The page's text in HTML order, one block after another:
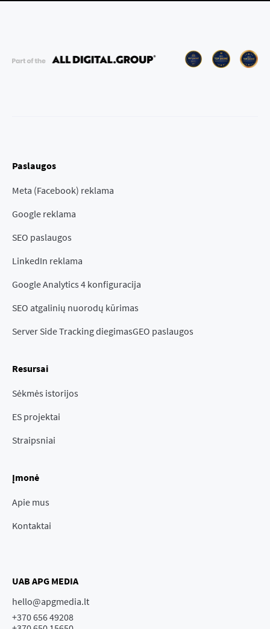
Paslaugos
Meta (Facebook) reklama
Google reklama
SEO paslaugos
LinkedIn reklama
Google Analytics 4 konfiguracija
SEO atgalinių nuorodų kūrimas
Server Side Tracking diegimasGEO paslaugos
Resursai
Sėkmės istorijos
ES projektai
Straipsniai
Įmonė
Apie mus
Kontaktai
UAB APG MEDIA
hello@apgmedia.lt
+370 656 49208